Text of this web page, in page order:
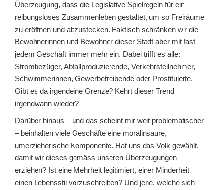
Überzeugung, dass die Legislative Spielregeln für ein
reibungsloses Zusammenleben gestaltet, um so Freiräume
zu eröffnen und abzustecken. Faktisch schränken wir die
Bewohnerinnen und Bewohner dieser Stadt aber mit fast
jedem Geschäft immer mehr ein. Dabei trifft es alle:
Strombezüger, Abfallproduzierende, Verkehrsteilnehmer,
Schwimmerinnen, Gewerbetreibende oder Prostituierte.
Gibt es da irgendeine Grenze? Kehrt dieser Trend
irgendwann wieder?
Darüber hinaus – und das scheint mir weit problematischer
– beinhalten viele Geschäfte eine moralinsaure,
umerzieherische Komponente. Hat uns das Volk gewählt,
damit wir dieses gemäss unseren Überzeugungen
erziehen? Ist eine Mehrheit legitimiert, einer Minderheit
einen Lebensstil vorzuschreiben? Und jene, welche sich